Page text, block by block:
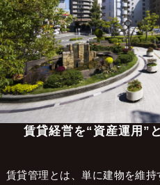
八尾市で賃貸
オーナ
賃貸経営を“資産運用”
賃貸管理とは、単に建物を維